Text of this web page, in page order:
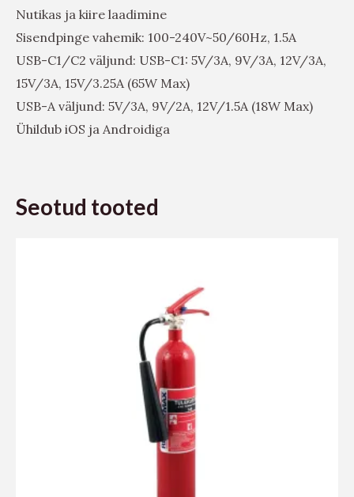
Nutikas ja kiire laadimine
Sisendpinge vahemik: 100-240V~50/60Hz, 1.5A
USB-C1/C2 väljund: USB-C1: 5V/3A, 9V/3A, 12V/3A,
15V/3A, 15V/3.25A (65W Max)
USB-A väljund: 5V/3A, 9V/2A, 12V/1.5A (18W Max)
Ühildub iOS ja Androidiga
Seotud tooted